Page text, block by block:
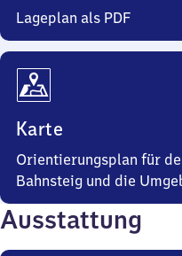
Lageplan als PDF
Karte
Orientierungsplan für
Bahnsteig und die
Ausstattung